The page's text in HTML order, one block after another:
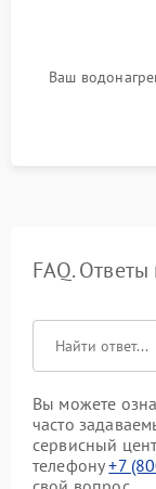
Ваш
FAQ.
Вы можете
часто
сервисный
телефону+7